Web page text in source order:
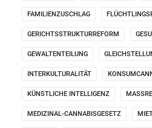
FAMILIENZUSCHLAG
GERICHTSSTRUKTURREFORM
GEWALTENTEILUNG
INTERKULTURALITÄT
KÜNSTLICHE INTELLIGENZ
MEDIZINAL-CANNABISGESETZ